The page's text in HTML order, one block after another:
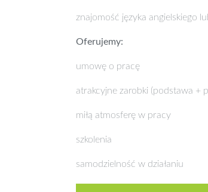
znajomość języka angielskiego
Oferujemy:
umowę o pracę
atrakcyjne zarobki (podstawa +
miłą atmosferę w pracy
szkolenia
samodzielność w działaniu